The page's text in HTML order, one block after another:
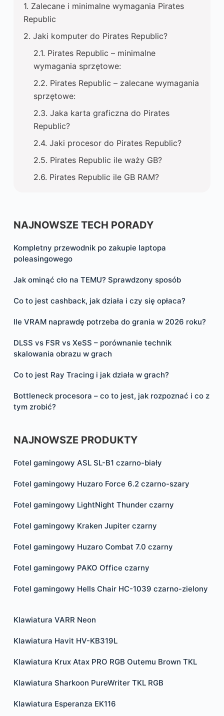
Zalecane i minimalne wymagania Pirates
Republic
Jaki komputer do Pirates Republic?
Pirates Republic – minimalne
wymagania sprzętowe:
Pirates Republic – zalecane wymagania
sprzętowe:
Jaka karta graficzna do Pirates
Republic?
Jaki procesor do Pirates Republic?
Pirates Republic ile waży GB?
Pirates Republic ile GB RAM?
NAJNOWSZE TECH PORADY
Kompletny przewodnik po zakupie laptopa
poleasingowego
Jak ominąć cło na TEMU? Sprawdzony sposób
Co to jest cashback, jak działa i czy się opłaca?
Ile VRAM naprawdę potrzeba do grania w 2026 roku?
DLSS vs FSR vs XeSS – porównanie technik
skalowania obrazu w grach
Co to jest Ray Tracing i jak działa w grach?
Bottleneck procesora – co to jest, jak rozpoznać i co z
tym zrobić?
NAJNOWSZE PRODUKTY
Fotel gamingowy ASL SL-B1 czarno-biały
Fotel gamingowy Huzaro Force 6.2 czarno-szary
Fotel gamingowy LightNight Thunder czarny
Fotel gamingowy Kraken Jupiter czarny
Fotel gamingowy Huzaro Combat 7.0 czarny
Fotel gamingowy PAKO Office czarny
Fotel gamingowy Hells Chair HC-1039 czarno-zielony
Klawiatura VARR Neon
Klawiatura Havit HV-KB319L
Klawiatura Krux Atax PRO RGB Outemu Brown TKL
Klawiatura Sharkoon PureWriter TKL RGB
Klawiatura Esperanza EK116